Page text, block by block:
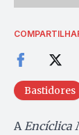
Bastidores
AEncíclica